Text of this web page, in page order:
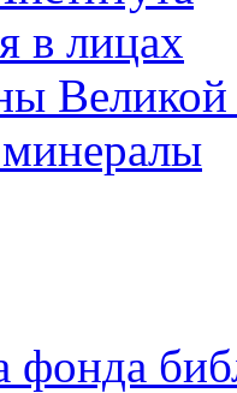
в лицах
фонда